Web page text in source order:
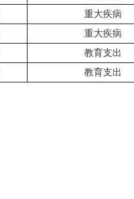
重大疾病
重大疾病
教育支出
教育支出